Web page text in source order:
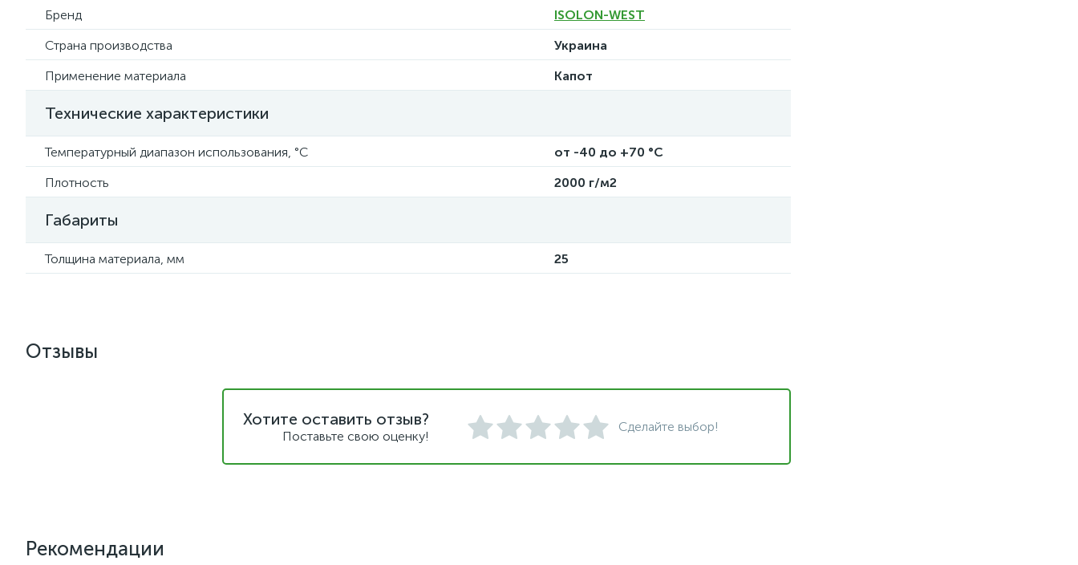
Бренд
ISOLON-WEST
Страна производства
Украина
Применение материала
Капот
Технические характеристики
Температурный диапазон использования, °C
от -40 до +70 °C
Плотность
2000 г/м2
Габариты
Толщина материала, мм 25
Отзывы
Хотите оставить отзыв?
Поставьте свою оценку!
Сделайте выбор!
Рекомендации